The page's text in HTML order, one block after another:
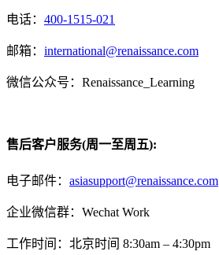
电话： 400-1515-021
邮箱： international@renaissance.com
微信公众号：Renaissance_Learning
售后客户服务(周一至周五):
电子邮件： asiasupport@renaissance.com
企业微信群：Wechat Work
工作时间：北京时间 8:30am – 4:30pm